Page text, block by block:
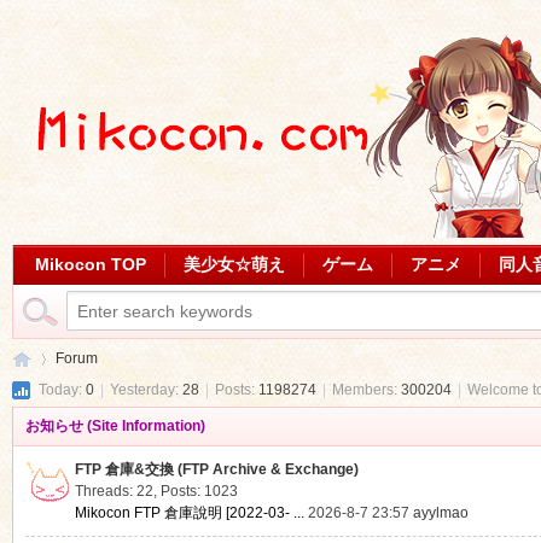
Mikocon TOP 美少女☆萌え ゲーム アニメ 同人
Mi
Forum
Today: 0 Yesterday: 28 Posts:1198274 Members: 300204 Welcome
お知らせ (Site Information)
FTP 倉庫&交換 (FTP Archive & Exchange)
Threads: 22, Posts: 1023
Mikocon FTP 倉庫說明 [2022-03- ... 2026-8-7 23:57 ayylmao